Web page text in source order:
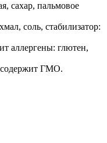
сахар, пальмовое
соль, стабилизатор:
аллергены: глютен,
содержит ГМО.